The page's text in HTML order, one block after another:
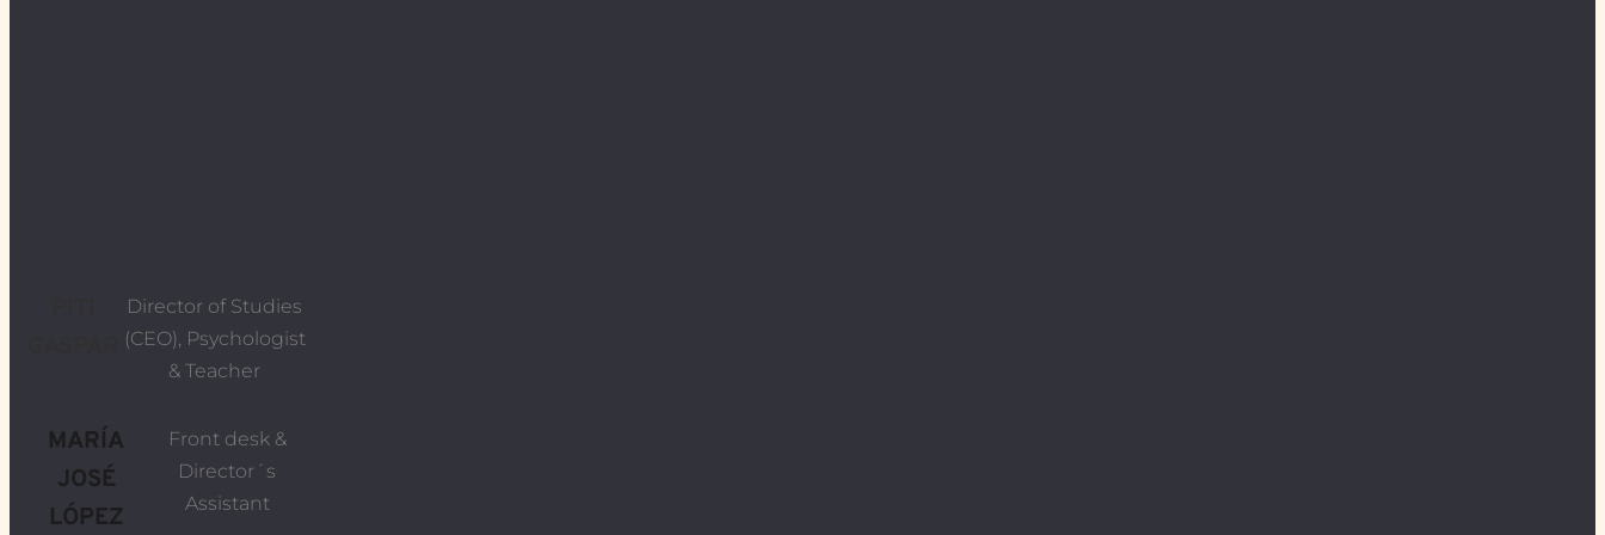
Director of Studies
(CEO), Psychologist
& Teacher
MARÍA
JOSÉ
LÓPEZ
Front desk &
Director´s
Assistant